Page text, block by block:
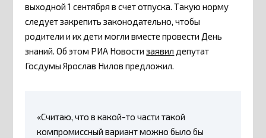
выходной 1 сентября в счет отпуска. Такую норму
следует закрепить законодательно, чтобы
родители и их дети могли вместе провести День
знаний. Об этом РИА Новостизаявил депутат
Госдумы Ярослав Нилов предложил.
«Считаю, что в какой-то части такой
компромиссный вариант можно было бы